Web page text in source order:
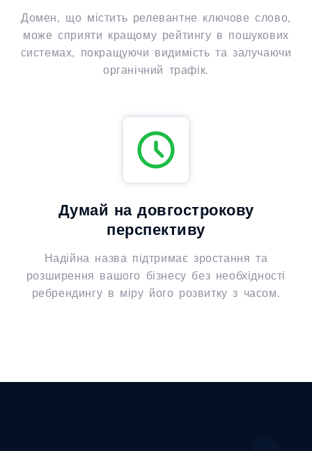
Домен, що містить релевантне ключове слово,
може сприяти кращому рейтингу в пошукових
системах, покращуючи видимість та залучаючи
органічний трафік.
Думай на довгострокову
перспективу
Надійна назва підтримає зростання та
розширення вашого бізнесу без необхідності
ребрендингу в міру його розвитку з часом.